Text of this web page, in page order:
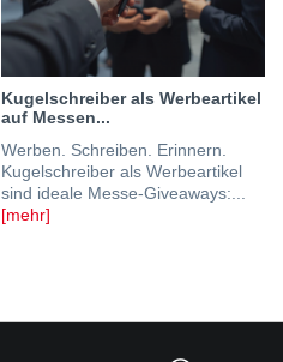
Kugelschreiber als Werbeartikel
auf Messen...
Werben. Schreiben. Erinnern.
Kugelschreiber als Werbeartikel
sind ideale Messe-Giveaways:...
[mehr]